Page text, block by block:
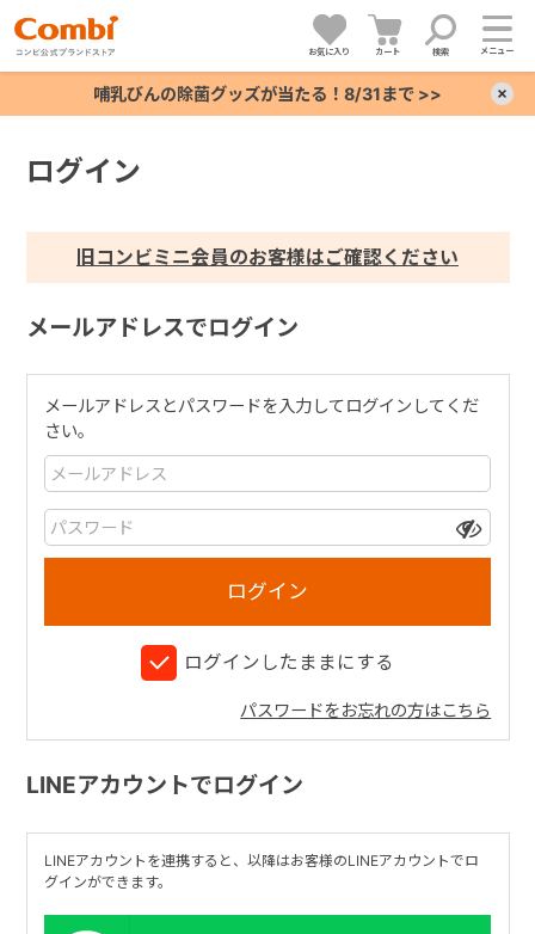
お気に入り カート 検索 メニュー
哺乳びんの除菌グッズが当たる！8/31まで >>
ログイン
旧コンビミニ会員のお客様はご確認ください
メールアドレスでログイン
メールアドレスとパスワードを入力してログインしてくだ
さい。
ログインしたままにする
パスワードをお忘れの方はこちら
LINEアカウントでログイン
LINEアカウントを連携すると、以降はお客様のLINEアカウントでロ
グインができます。